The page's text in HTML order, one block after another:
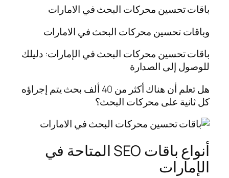
باقات تحسين محركات البحث في الامارات
وباقات تحسين محركات البحث في الامارات
باقات تحسين محركات البحث في الإمارات: دليلك
للوصول إلى الصدارة
هل تعلم أن هناك أكثر من 40 ألف بحث يتم إجراؤه
كل ثانية على محركات البحث؟
أنواع باقات SEO المتاحة في
الإمارات